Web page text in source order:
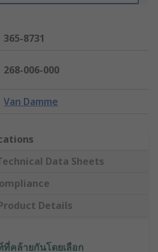
365-8731
268-006-000
Van Damme
Data Sheets
Details
คล้ายกันโดยเลือก